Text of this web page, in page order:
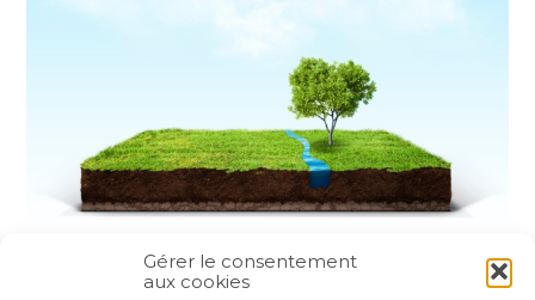
Gérer le consentement
aux cookies